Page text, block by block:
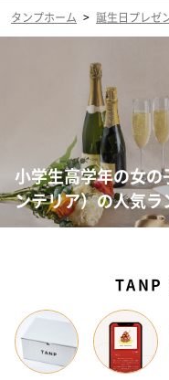
タンプホーム > 誕生日プレゼ
小学生高学年の女
ンテリア）の人気ラ
TANP